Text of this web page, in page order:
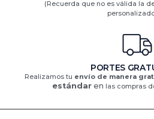
(Recuerda que no es válida la
PORTES
Realizamos tu envío de manera
estándaren las compras